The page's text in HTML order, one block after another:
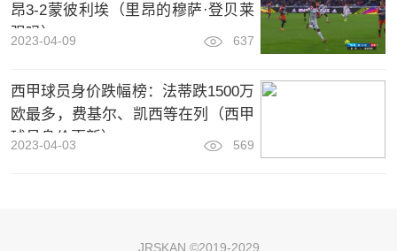
昂3-2蒙彼利埃（里昂的穆萨·登贝莱
强吗）
2023-04-09 637
西甲球员身价跌幅榜：法蒂跌1500万
欧最多，费基尔、凯西等在列（西甲
球员身价更新）
2023-04-03 569
JRSKAN ©2019-2029